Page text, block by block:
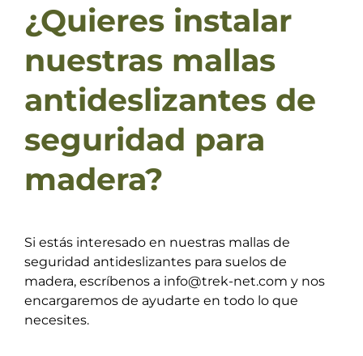
¿Quieres instalar
nuestras mallas
antideslizantes de
seguridad para
madera?
Si estás interesado en nuestras mallas de
seguridad antideslizantes para suelos de
madera, escríbenos a info@trek-net.com y nos
encargaremos de ayudarte en todo lo que
necesites.